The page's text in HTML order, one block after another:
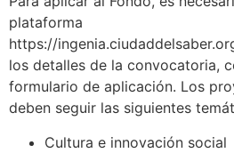
plataforma
https://
los detalles de la convocatoria,
formulario de aplicación. Los
deben seguir las siguientes
Cultura e innovación social